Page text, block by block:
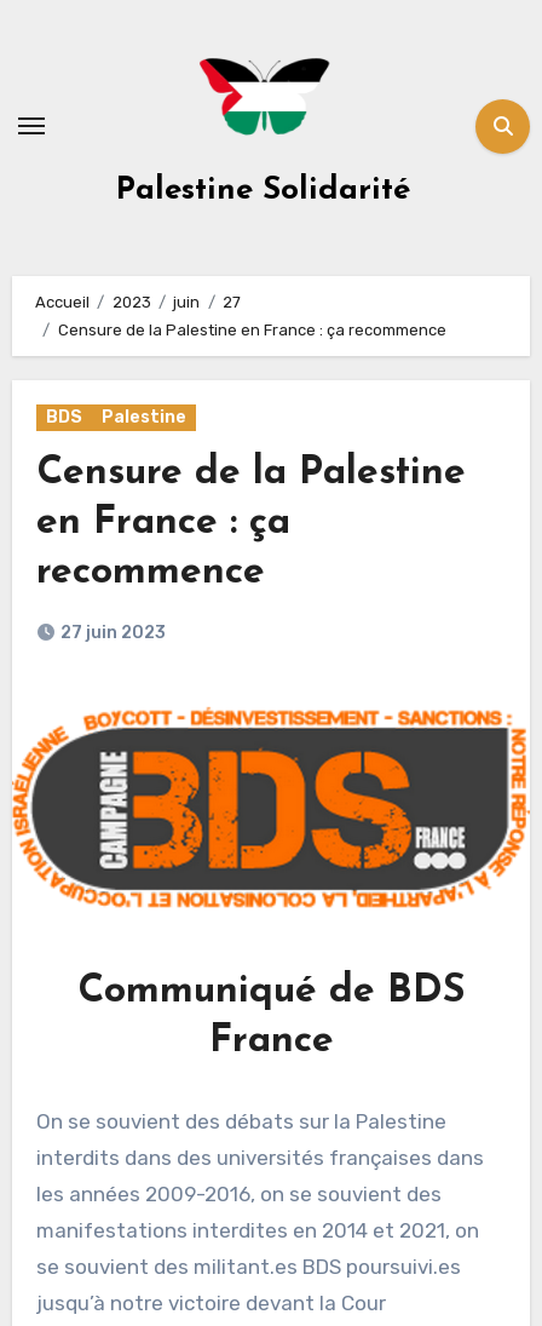
Palestine Solidarité
Accueil 2023 juin
27
Censure de la Palestine en France : ça recommence
BDS Palestine
Censure de la Palestine
en France : ça
recommence
27 juin 2023
Communiqué de BDS
France
On se souvient des débats sur la Palestine
interdits dans des universités françaises dans
les années 2009-2016, on se souvient des
manifestations interdites en 2014 et 2021, on
se souvient des militant.es BDS poursuivi.es
jusqu’à notre victoire devant la Cour